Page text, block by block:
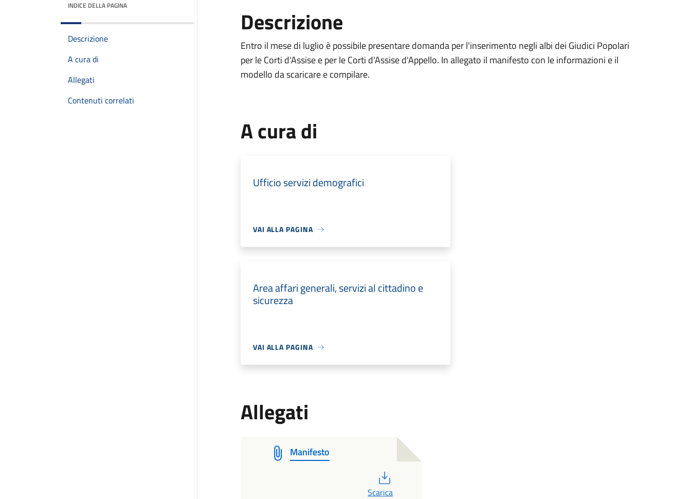
INDICE DELLA PAGINA
Descrizione
A cura di
Allegati
Contenuti correlati
Descrizione
Entro il mese di luglio è possibile presentare domanda per l'inserimento negli albi dei Giudici Popolari
per le Corti d'Assise e per le Corti d'Assise d'Appello. In allegato il manifesto con le informazioni e il
modello da scaricare e compilare.
A cura di
Ufficio servizi demografici
VAI ALLA PAGINA
Area affari generali, servizi al cittadino e
sicurezza
VAI ALLA PAGINA
Allegati
Manifesto
Scarica